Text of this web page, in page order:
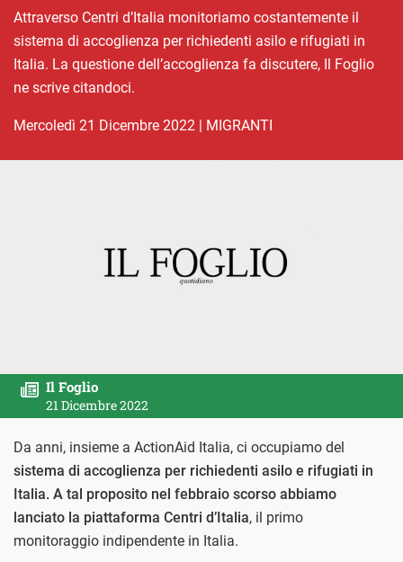
Attraverso Centri d’Italia monitoriamo costantemente il
sistema di accoglienza per richiedenti asilo e rifugiati in
Italia. La questione dell’accoglienza fa discutere, Il Foglio
ne scrive citandoci.
mercoledì 21 Dicembre 2022 | MIGRANTI
Il Foglio
21 Dicembre 2022
Da anni, insieme a ActionAid Italia, ci occupiamo del
sistema di accoglienza per richiedenti asilo e rifugiati in
Italia. A tal proposito nel febbraio scorso abbiamo
lanciato la piattaforma Centri d’Italia, il primo
monitoraggio indipendente in Italia.